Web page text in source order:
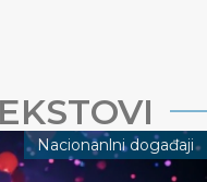
Nacionanlni događaji